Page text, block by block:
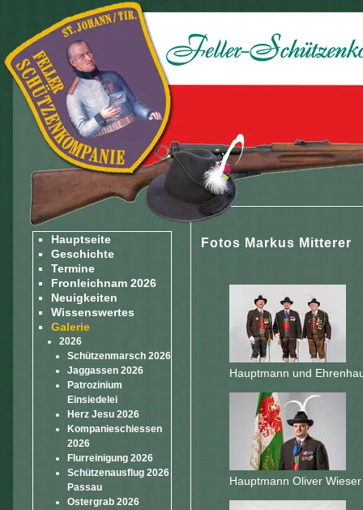
Hauptseite
Geschichte
Termine
Fronleichnam 2026
Neuigkeiten
Wissenswertes
Galerie
2026
Schützenmarsch 2026
Jaggassen 2026
Patrozinium
Einsiedelei
Herz Jesu 2026
Kompanieschiessen
2026
Flurreinigung 2026
Schützenausflug 2026
Passau
Ostergrab 2026
Fotos Markus Mitterer
Hauptmann und
Hauptmann Oliver